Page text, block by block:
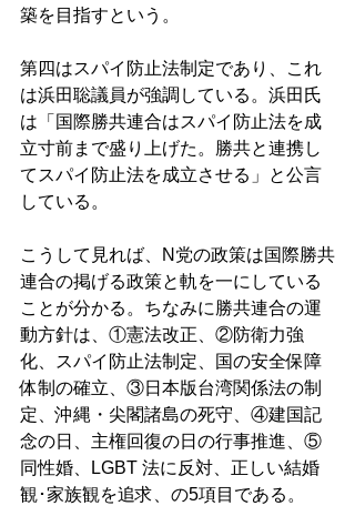
築を目指すという。
第四はスパイ防止法制定であり、これ
は浜田聡議員が強調している。浜田氏
は「国際勝共連合はスパイ防止法を成
立寸前まで盛り上げた。勝共と連携し
てスパイ防止法を成立させる」と公言
している。
こうして見れば、N党の政策は国際勝共
連合の掲げる政策と軌を一にしている
ことが分かる。ちなみに勝共連合の運
動方針は、①憲法改正、②防衛力強
化、スパイ防止法制定、国の安全保障
体制の確立、③日本版台湾関係法の制
定、沖縄・尖閣諸島の死守、④建国記
念の日、主権回復の日の行事推進、⑤
同性婚、LGBT 法に反対、正しい結婚
観･家族観を追求、の5項目である。